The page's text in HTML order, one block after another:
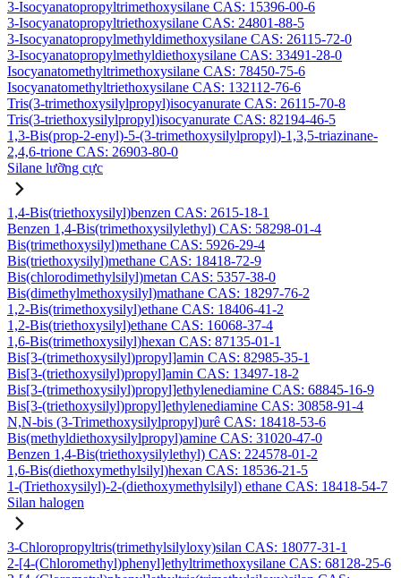
3-Isocyanatopropyltrimethoxysilane CAS: 15396-00-6
3-Isocyanatopropyltriethoxysilane CAS: 24801-88-5
3-Isocyanatopropylmethyldimethoxysilane CAS: 26115-72-0
3-Isocyanatopropylmethyldiethoxysilane CAS: 33491-28-0
Isocyanatomethyltrimethoxysilane CAS: 78450-75-6
Isocyanatomethyltriethoxysilane CAS: 132112-76-6
Tris(3-trimethoxysilylpropyl)isocyanurate CAS: 26115-70-8
Tris(3-triethoxysilylpropyl)isocyanurate CAS: 82194-46-5
1,3-Bis(prop-2-enyl)-5-(3-trimethoxysilylpropyl)-1,3,5-triazinane-
2,4,6-trione CAS: 26903-80-0
Silane lưỡng cực
1,4-Bis(triethoxysilyl)benzen CAS: 2615-18-1
Benzen 1,4-Bis(trimethoxysilylethyl) CAS: 58298-01-4
Bis(trimethoxysilyl)methane CAS: 5926-29-4
Bis(triethoxysilyl)methane CAS: 18418-72-9
Bis(chlorodimethylsilyl)metan CAS: 5357-38-0
Bis(dimethylmethoxysilyl)mathane CAS: 18297-76-2
1,2-Bis(trimethoxysilyl)ethane CAS: 18406-41-2
1,2-Bis(triethoxysilyl)ethane CAS: 16068-37-4
1,6-Bis(trimethoxysilyl)hexan CAS: 87135-01-1
Bis[3-(trimethoxysilyl)propyl]amin CAS: 82985-35-1
Bis[3-(triethoxysilyl)propyl]amin CAS: 13497-18-2
Bis[3-(trimethoxysilyl)propyl]ethylenediamine CAS: 68845-16-9
Bis[3-(triethoxysilyl)propyl]ethylenediamine CAS: 30858-91-4
N,N-bis (3-Trimethoxysilylpropyl)urê CAS: 18418-53-6
Bis(methyldiethoxysilylpropyl)amine CAS: 31020-47-0
Benzen 1,4-Bis(triethoxysilylethyl) CAS: 224578-01-2
1,6-Bis(diethoxymethylsilyl)hexan CAS: 18536-21-5
1-(Triethoxysilyl)-2-(diethoxymethylsilyl) ethane CAS: 18418-54-7
Silan halogen
3-Chloropropyltris(trimethylsilyloxy)silan CAS: 18077-31-1
2-[4-(Chloromethyl)phenyl]ethyltrimethoxysilane CAS: 68128-25-6